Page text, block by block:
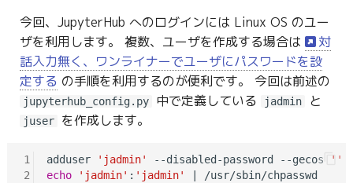
今回、JupyterHub へのログインには Linux OS のユー
ザを利用します。 複数、ユーザを作成する場合は
対
話入力無く、ワンライナーでユーザにパスワードを設
定する の手順を利用するのが便利です。 今回は前述の
jupyterhub_config.py 中で定義している jadmin と
juser を作成します。
1
2
adduser 'jadmin' --disabled-password --gecos
''
echo
'jadmin' : 'jadmin' | /usr/sbin/chpasswd